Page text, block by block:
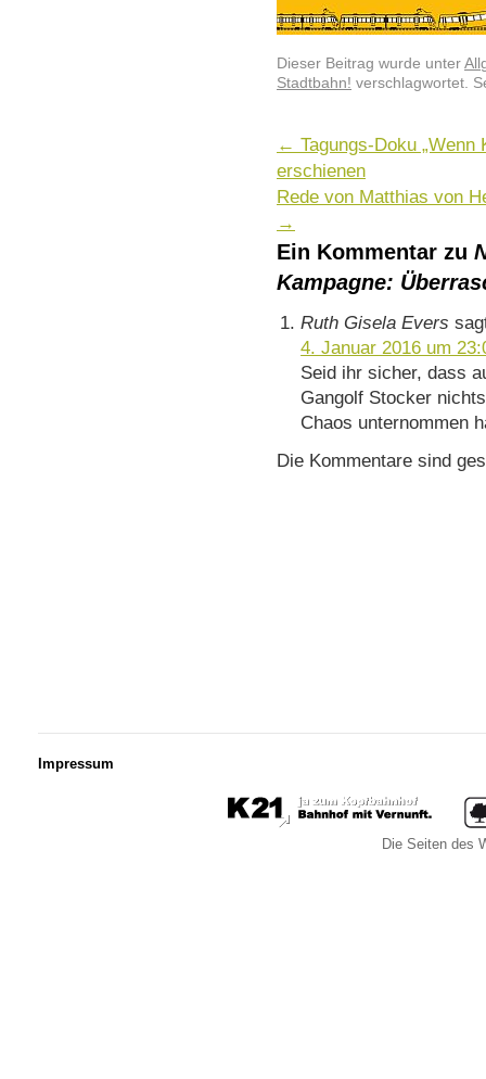
Dieser Beitrag wurde unter
Stadtbahn! verschlagwortet.
← Tagungs-Doku „Wenn
erschienen
Rede von Matthias von
→
Ein Kommentar zu
Kampagne:
Ruth Gisela Evers
4. Januar 2016 um
Seid ihr sicher, dass
Gangolf Stocker
Chaos unternommen
Die Kommentare sind
Impressum
Die Seiten des